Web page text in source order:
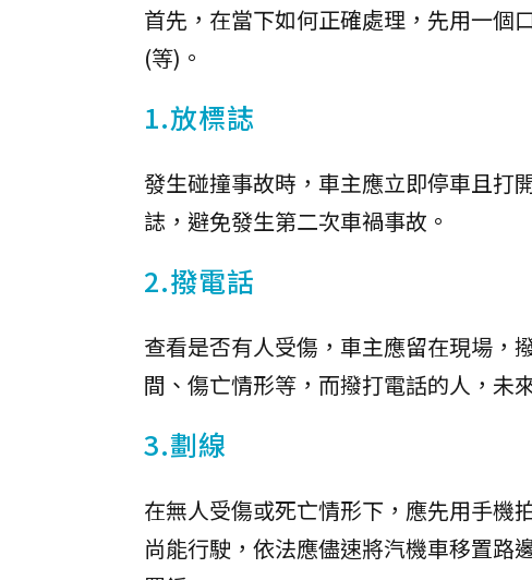
首先，在當下如何正確處理，先用一個
(等)。
1.放標誌
發生碰撞事故時，車主應立即停車且打
誌，避免發生第二次車禍事故。
2.撥電話
查看是否有人受傷，車主應留在現場，
間、傷亡情形等，而撥打電話的人，未
3.劃線
在無人受傷或死亡情形下，應先用手機
尚能行駛，依法應儘速將汽機車移置路